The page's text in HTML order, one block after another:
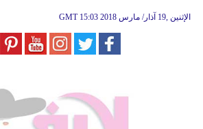
GMT 15:03 2018 الإثنين ,19 آذار/ مارس